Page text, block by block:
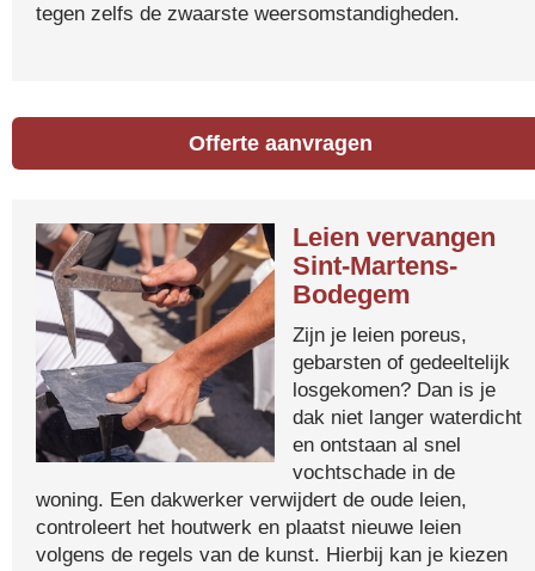
tegen zelfs de zwaarste weersomstandigheden.
Offerte aanvragen
Leien vervangen
Sint-Martens-
Bodegem
Zijn je leien poreus,
gebarsten of gedeeltelijk
losgekomen? Dan is je
dak niet langer waterdicht
en ontstaan al snel
vochtschade in de
woning. Een dakwerker verwijdert de oude leien,
controleert het houtwerk en plaatst nieuwe leien
volgens de regels van de kunst. Hierbij kan je kiezen